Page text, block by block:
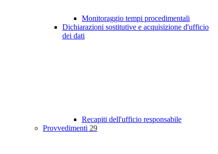
Monitoraggio tempi procedimentali
Dichiarazioni sostitutive e acquisizione d'ufficio
dei dati
Recapiti dell'ufficio responsabile
Provvedimenti 29